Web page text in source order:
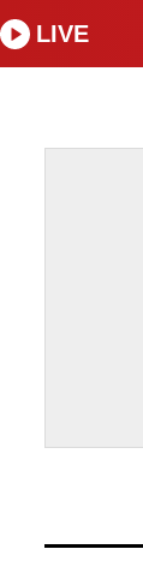
LIVE